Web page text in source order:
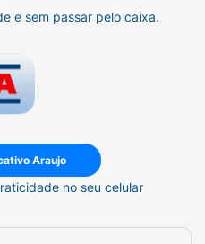
e sem passar pelo caixa.
Araujo
no seu celular